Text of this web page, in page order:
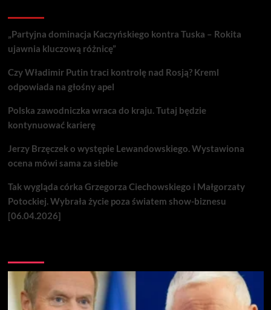
„Partyjna dominacja Kaczyńskiego kontra Tuska – Rokita
ujawnia kluczową różnicę”
Czy Władimir Putin traci kontrolę nad Rosją? Kreml
odpowiada na głośny apel
Polska zawodniczka wraca do kraju. Tutaj będzie
kontynuować karierę
Jerzy Brzęczek o występie Lewandowskiego. Wystawiona
ocena mówi sama za siebie
Tak wygląda córka Grzegorza Ciechowskiego i Małgorzaty
Potockiej. Wybrała życie poza światem show-biznesu
[06.04.2026]